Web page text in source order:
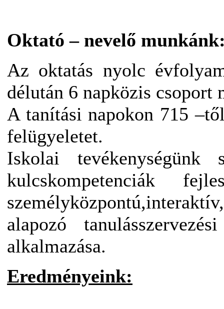
Oktató – nevelő
Az oktatás nyolc
délután 6 napközis csoport
A tanítási napokon 715
felügyeletet.
Iskolai tevékenységünk
kulcskompetenciák
alapozó
alkalmazása.
Eredményeink: